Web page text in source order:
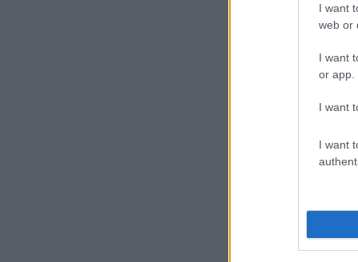
I want
web or
I want
or app.
I want
I want